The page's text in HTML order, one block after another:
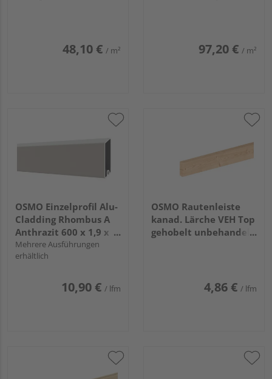
48,10 € / m² 97,20 € / m²
OSMO Einzelprofil Alu-
Cladding Rhombus A
Anthrazit 600 x 1,9 x
6,8 cm
Mehrere Ausführungen
erhältlich
10,90 € / lfm
OSMO Rautenleiste
kanad. Lärche VEH Top
gehobelt unbehandelt
4,86 € / lfm